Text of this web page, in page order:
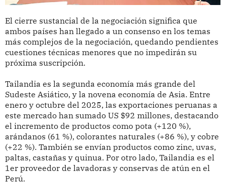
El cierre sustancial de la negociación significa que
ambos países han llegado a un consenso en los temas
más complejos de la negociación, quedando pendientes
cuestiones técnicas menores que no impedirán su
próxima suscripción.
Tailandia es la segunda economía más grande del
Sudeste Asiático, y la novena economía de Asia. Entre
enero y octubre del 2025, las exportaciones peruanas a
este mercado han sumado US $92 millones, destacando
el incremento de productos como pota (+120 %),
arándanos (61 %), colorantes naturales (+86 %), y cobre
(+22 %). También se envían productos como zinc, uvas,
paltas, castañas y quinua. Por otro lado, Tailandia es el
1er proveedor de lavadoras y conservas de atún en el
Perú.